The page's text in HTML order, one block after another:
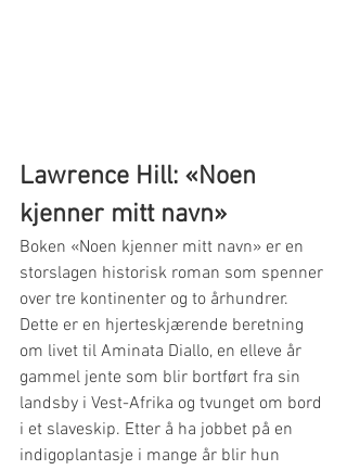
Lawrence Hill: «Noen
kjenner mitt navn»
Boken «Noen kjenner mitt navn» er en
storslagen historisk roman som spenner
over tre kontinenter og to århundrer.
Dette er en hjerteskjærende beretning
om livet til Aminata Diallo, en elleve år
gammel jente som blir bortført fra sin
landsby i Vest-Afrika og tvunget om bord
i et slaveskip. Etter å ha jobbet på en
indigoplantasje i mange år blir hun